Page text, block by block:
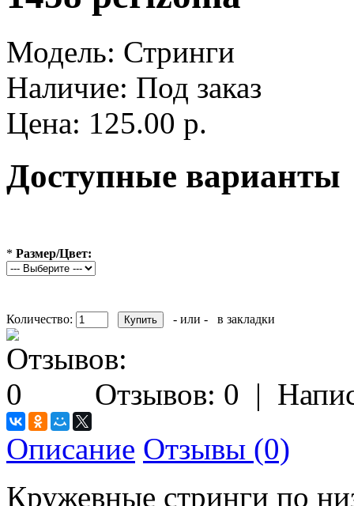
Модель: Стринги
Наличие: Под заказ
Цена: 125.00 р.
Доступные варианты
* Размер/Цвет:
Количество: - или - в закладки
Отзывов: 0 |
Описание Отзывы (0)
Кружевные стринги по